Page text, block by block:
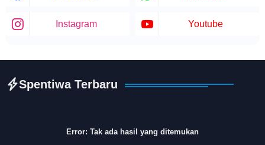
Instagram Youtube
Spentiwa Terbaru
Error: Tak ada hasil yang ditemukan